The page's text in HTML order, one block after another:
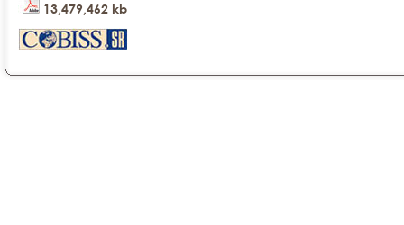
13,479,462 kb